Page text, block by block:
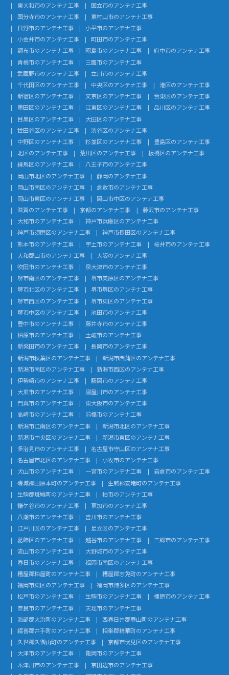
東大和市のアンテナ工事
国立市のアンテナ工事
国分寺市のアンテナ工事
東村山市のアンテナ工事
日野市のアンテナ工事
小平市のアンテナ工事
小金井市のアンテナ工事
町田市のアンテナ工事
調布市のアンテナ工事
昭島市のアンテナ工事
府中市のアンテナ工事
青梅市のアンテナ工事
三鷹市のアンテナ工事
武蔵野市のアンテナ工事
立川市のアンテナ工事
千代田区のアンテナ工事
中央区のアンテナ工事
港区のアンテナ工事
新宿区のアンテナ工事
文京区のアンテナ工事
台東区のアンテナ工事
墨田区のアンテナ工事
江東区のアンテナ工事
品川区のアンテナ工事
目黒区のアンテナ工事
大田区のアンテナ工事
世田谷区のアンテナ工事
渋谷区のアンテナ工事
中野区のアンテナ工事
杉並区のアンテナ工事
豊島区のアンテナ工事
北区のアンテナ工事
荒川区のアンテナ工事
板橋区のアンテナ工事
練馬区のアンテナ工事
八王子市のアンテナ工事
岡山市北区のアンテナ工事
静岡のアンテナ工事
岡山市南区のアンテナ工事
倉敷市のアンテナ工事
岡山市東区のアンテナ工事
岡山市中区のアンテナ工事
滋賀のアンテナ工事
京都のアンテナ工事
藤沢市のアンテナ工事
大和市のアンテナ工事
神戸市兵庫区のアンテナ工事
神戸市須磨区のアンテナ工事
神戸市長田区のアンテナ工事
熊本市のアンテナ工事
宇土市のアンテナ工事
桜井市のアンテナ工事
大和郡山市のアンテナ工事
大阪のアンテナ工事
吹田市のアンテナ工事
泉大津市のアンテナ工事
堺市南区のアンテナ工事
堺市美原区のアンテナ工事
堺市北区のアンテナ工事
堺市堺区のアンテナ工事
堺市西区のアンテナ工事
堺市東区のアンテナ工事
堺市中区のアンテナ工事
池田市のアンテナ工事
豊中市のアンテナ工事
藤井寺市のアンテナ工事
柏原市のアンテナ工事
土岐市のアンテナ工事
新発田市のアンテナ工事
長岡市のアンテナ工事
新潟市秋葉区のアンテナ工事
新潟市西蒲区のアンテナ工事
新潟市南区のアンテナ工事
新潟市西区のアンテナ工事
伊勢崎市のアンテナ工事
藤岡市のアンテナ工事
大東市のアンテナ工事
寝屋川市のアンテナ工事
門真市のアンテナ工事
東大阪市のアンテナ工事
高崎市のアンテナ工事
前橋市のアンテナ工事
新潟市江南区のアンテナ工事
新潟市北区のアンテナ工事
新潟市中央区のアンテナ工事
新潟市東区のアンテナ工事
多治見市のアンテナ工事
名古屋市守山区のアンテナ工事
名古屋市北区のアンテナ工事
小牧市のアンテナ工事
犬山市のアンテナ工事
一宮市のアンテナ工事
岩倉市のアンテナ工事
磯城郡田原本町のアンテナ工事
生駒郡安堵町のアンテナ工事
生駒郡斑鳩町のアンテナ工事
柏市のアンテナ工事
鎌ケ谷市のアンテナ工事
草加市のアンテナ工事
八潮市のアンテナ工事
吉川市のアンテナ工事
江戸川区のアンテナ工事
足立区のアンテナ工事
葛飾区のアンテナ工事
越谷市のアンテナ工事
三郷市のアンテナ工事
流山市のアンテナ工事
大野城市のアンテナ工事
春日市のアンテナ工事
福岡市南区のアンテナ工事
糟屋郡粕屋町のアンテナ工事
糟屋郡志免町のアンテナ工事
福岡市東区のアンテナ工事
福岡市博多区のアンテナ工事
松戸市のアンテナ工事
生駒市のアンテナ工事
橿原市のアンテナ工事
奈良市のアンテナ工事
天理市のアンテナ工事
海部郡大治町のアンテナ工事
西春日井郡豊山町のアンテナ工事
綴喜郡井手町のアンテナ工事
相楽郡精華町のアンテナ工事
久世郡久御山町のアンテナ工事
京都市伏見区のアンテナ工事
大津市のアンテナ工事
亀岡市のアンテナ工事
木津川市のアンテナ工事
京田辺市のアンテナ工事